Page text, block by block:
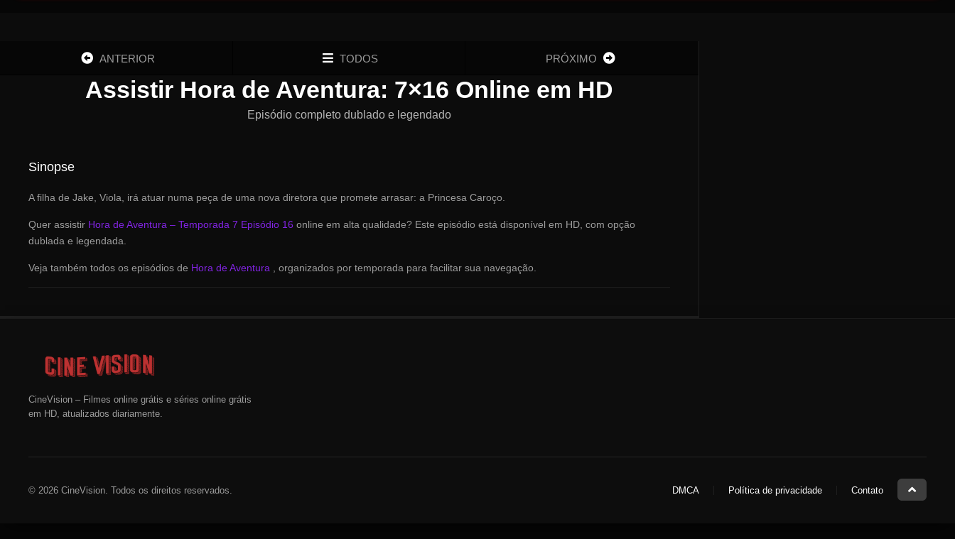
ANTERIOR TODOS PRÓXIMO
Assistir Hora de Aventura: 7×16 Online em HD
Episódio completo dublado e legendado
Sinopse
A filha de Jake, Viola, irá atuar numa peça de uma nova diretora que promete arrasar: a Princesa Caroço.
Quer assistir Hora de Aventura – Temporada 7 Episódio 16 online em alta qualidade? Este episódio está disponível em HD, com opção
dublada e legendada.
Veja também todos os episódios de Hora de Aventura , organizados por temporada para facilitar sua navegação.
CineVision – Filmes online grátis e séries online grátis
em HD, atualizados diariamente.
© 2026 CineVision. Todos os direitos reservados. DMCA Política de privacidade Contato